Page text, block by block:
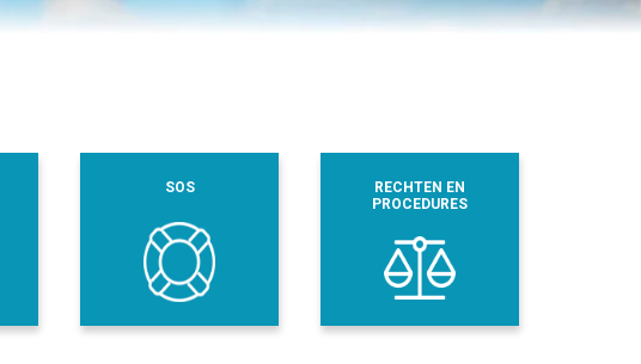
SOS
RECHTEN EN
PROCEDURES